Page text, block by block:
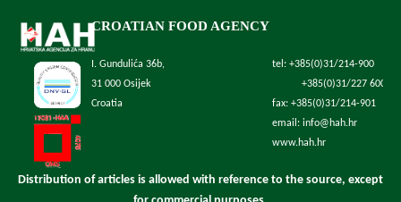
CROATIAN FOOD AGENCY
I. Gundulića 36b,
31 000 Osijek
Croatia
tel: +385(0)31/214-900
+385(0)31/227 600
fax: +385(0)31/214-901
email: info@hah.hr
www.hah.hr
Distribution of articles is allowed with reference to the source, except